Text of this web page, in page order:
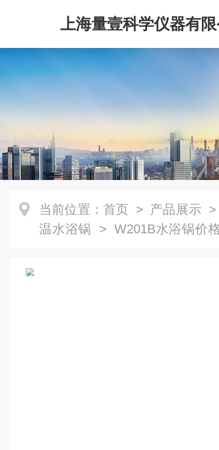
上海量壹科学仪器有
当前位置： 首页 > 产品展示
温水浴锅 > W201B水浴锅价